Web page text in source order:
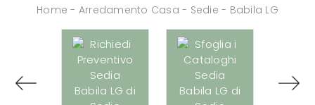
Home - Arredamento Casa - Sedie - Babila LG